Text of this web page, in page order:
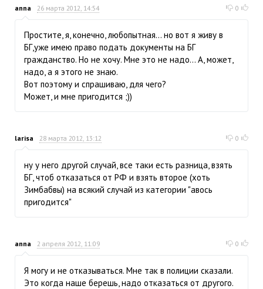
anna 26 марта 2012, 14:54 0
Простите, я, конечно, любопытная... но вот я живу в
БГ,уже имею право подать документы на БГ
гражданство. Но не хочу. Мне это не надо... А, может,
надо, а я этого не знаю.
Вот поэтому и спрашиваю, для чего?
Может, и мне пригодится ;))
larisa 28 марта 2012, 13:12 0
ну у него другой случай, все таки есть разница, взять
БГ, чтоб отказаться от РФ и взять второе (хоть
Зимбабвы) на всякий случай из категории "авось
пригодится"
anna 2 апреля 2012, 11:09 0
Я могу и не отказываться. Мне так в полиции сказали.
Это когда наше берешь, надо отказаться от другого.